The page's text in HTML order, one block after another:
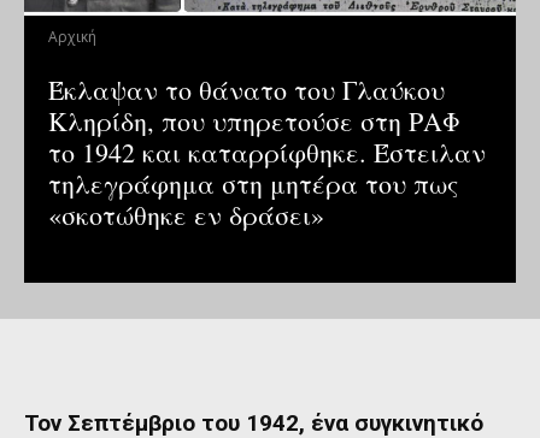
Αρχική
Έκλαψαν το θάνατο του Γλαύκου
Κληρίδη, που υπηρετούσε στη ΡΑΦ
το 1942 και καταρρίφθηκε. Έστειλαν
τηλεγράφημα στη μητέρα του πως
«σκοτώθηκε εν δράσει»
Τον Σεπτέμβριο του 1942, ένα συγκινητικό